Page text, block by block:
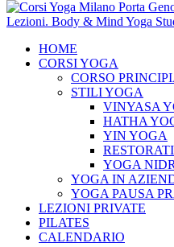
HOME
CORSI YOGA
CORSO
STILI YOGA
VINYASA
HATHA
YIN YOGA
YOGA
YOGA IN
YOGA PAUSA
LEZIONI PRIVATE
PILATES
CALENDARIO